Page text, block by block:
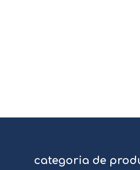
categoria de